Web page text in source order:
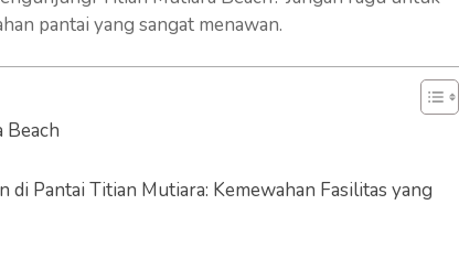
pantai yang sangat menawan.
di Pantai Titian Mutiara: Kemewahan Fasilitas yang